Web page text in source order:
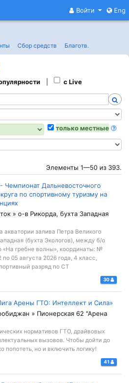
Войти Eng
Сбор средств Благотв.
с Live
только местные
Элементы 1—50 из 393.
- Чемпионат Дальневосточного
по спортивному туризму на
» о-в Рикорда, бухта Западная
залива Петра Великого
(бухта Экологов), между б/о
«На гребне волны», координаты: №
по 05 августа 2026 года, 4 класс,
разряд по СТ
30
Арены ГТО: Интеллект и Сила»
» Пионерская 62 "Арена
нормативов ГТО, драйвовых
вызовов. Чтобы дойти до
попотеть, но и включить логику!
41